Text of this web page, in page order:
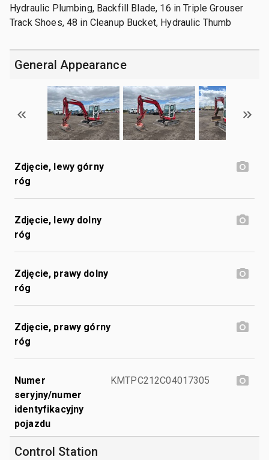
Hydraulic Plumbing, Backfill Blade, 16 in Triple Grouser
Track Shoes, 48 in Cleanup Bucket, Hydraulic Thumb
General Appearance
Zdjęcie, lewy górny
róg
Zdjęcie, lewy dolny
róg
Zdjęcie, prawy dolny
róg
Zdjęcie, prawy górny
róg
Numer
seryjny/numer
identyfikacyjny
pojazdu
KMTPC212C04017305
Control Station